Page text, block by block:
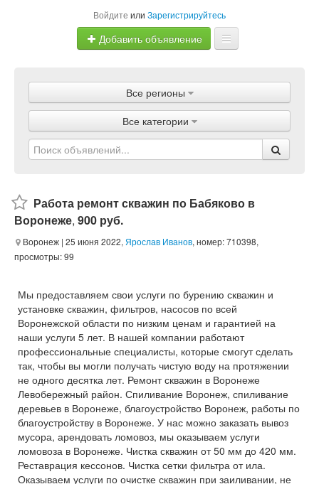
Войдите или Зарегистрируйтесь
Добавить объявление
Объявления
Магазины
Услуги
Все регионы
Все категории
Работа ремонт скважин по Бабяково в
Воронеже, 900 руб.
Воронеж | 25 июня 2022, Ярослав Иванов, номер: 710398,
просмотры: 99
Мы предоставляем свои услуги по бурению скважин и
установке скважин, фильтров, насосов по всей
Воронежской области по низким ценам и гарантией на
наши услуги 5 лет. В нашей компании работают
профессиональные специалисты, которые смогут сделать
так, чтобы вы могли получать чистую воду на протяжении
не одного десятка лет. Ремонт скважин в Воронеже
Левобережный район. Спиливание Воронеж, спиливание
деревьев в Воронеже, благоустройство Воронеж, работы по
благоустройству в Воронеже. У нас можно заказать вывоз
мусора, арендовать ломовоз, мы оказываем услуги
ломовоза в Воронеже. Чистка скважин от 50 мм до 420 мм.
Реставрация кессонов. Чистка сетки фильтра от ила.
Оказываем услуги по очистке скважин при заиливании, не